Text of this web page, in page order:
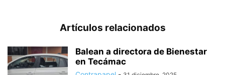
Artículos relacionados
Balean a directora de Bienestar
en Tecámac